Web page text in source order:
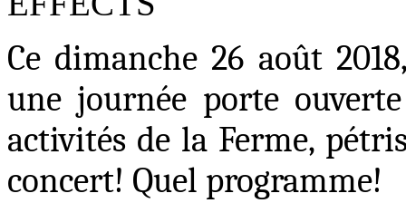
Ce dimanche 26 août
une journée porte
activités de la Ferme,
concert! Quel programme!